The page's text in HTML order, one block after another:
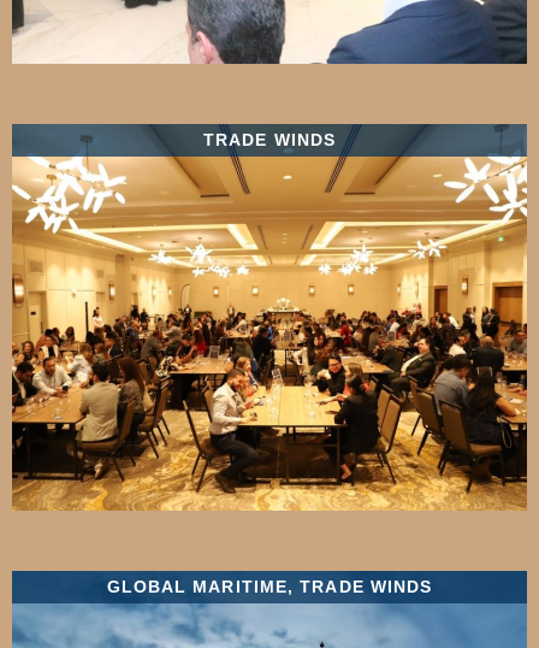
TRADE WINDS
GLOBAL MARITIME,TRADE WINDS